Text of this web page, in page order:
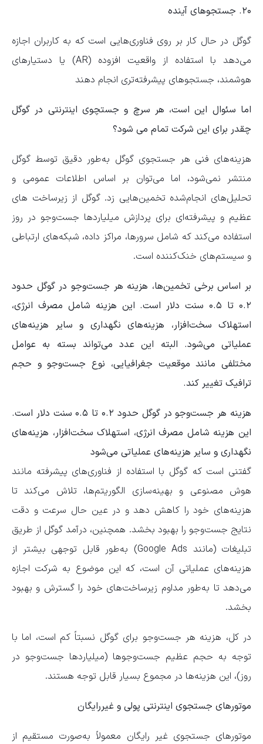
۲۰. جستجوهای آینده
گوگل در حال کار بر روی فناوری‌هایی است که به کاربران اجازه
می‌دهد با استفاده از واقعیت افزوده (AR) یا دستیارهای
هوشمند، جستجوهای پیشرفته‌تری انجام دهند
اما سئوال این است، هر سرچ و جستچوی اینترنتی در گوگل
چقدر برای این شرکت تمام می شود؟
هزینه‌های فنی هر جستجوی گوگل به‌طور دقیق توسط گوگل
منتشر نمی‌شود، اما می‌توان بر اساس اطلاعات عمومی و
تحلیل‌های انجام‌شده تخمین‌هایی زد. گوگل از زیرساخت های
عظیم و پیشرفته‌ای برای پردازش میلیارد‌ها جست‌و‌جو در روز
استفاده می‌کند که شامل سرورها، مراکز داده، شبکه‌های ارتباطی
و سیستم‌های خنک‌کننده است.
بر اساس برخی تخمین‌ها، هزینه هر جست‌و‌جو در گوگل حدود
۰.۲ تا ۰.۵ سنت دلار است. این هزینه شامل مصرف انرژی،
استهلاک سخت‌افزار، هزینه‌های نگهداری و سایر هزینه‌های
عملیاتی می‌شود. البته این عدد می‌تواند بسته به عوامل
مختلفی مانند موقعیت جغرافیایی، نوع جست‌و‌جو و حجم
ترافیک تغییر کند.
هزینه هر جست‌و‌جو در گوگل حدود ۰.۲ تا ۰.۵ سنت دلار است.
این هزینه شامل مصرف انرژی، استهلاک سخت‌افزار، هزینه‌های
نگهداری و سایر هزینه‌های عملیاتی می‌شود
گفتنی است که گوگل با استفاده از فناوری‌های پیشرفته مانند
هوش مصنوعی و بهینه‌سازی الگوریتم‌ها، تلاش می‌کند تا
هزینه‌های خود را کاهش دهد و در عین حال سرعت و دقت
نتایج جست‌و‌جو را بهبود بخشد. همچنین، درآمد گوگل از طریق
تبلیغات (مانند Google Ads) به‌طور قابل توجهی بیشتر از
هزینه‌های عملیاتی آن است، که این موضوع به شرکت اجازه
می‌دهد تا به‌طور مداوم زیرساخت‌های خود را گسترش و بهبود
بخشد.
در کل، هزینه هر جست‌و‌جو برای گوگل نسبتاً کم است، اما با
توجه به حجم عظیم جست‌و‌جو‌ها (میلیارد‌ها جست‌و‌جو در
روز)، این هزینه‌ها در مجموع بسیار قابل توجه هستند.
موتورهای جستجوی اینترنتی پولی و غیررایگان
موتور‌های جستجوی غیر رایگان معمولاً به‌صورت مستقیم از